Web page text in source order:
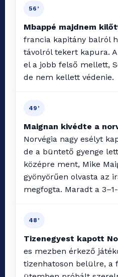
56’
Mbappé majdnem
francia kapitány balról
távolról tekert kapura.
el a jobb felső mellett,
de nem kellett védenie.
49’
Maignan kivédte a
Norvégia nagy esélyt
de a büntető gyenge
középre ment, Mike
gyönyörűen olvasta az
megfogta. Maradt a
48’
Tizenegyest kapott
es mezben érkező
tizenhatoson belülre, a